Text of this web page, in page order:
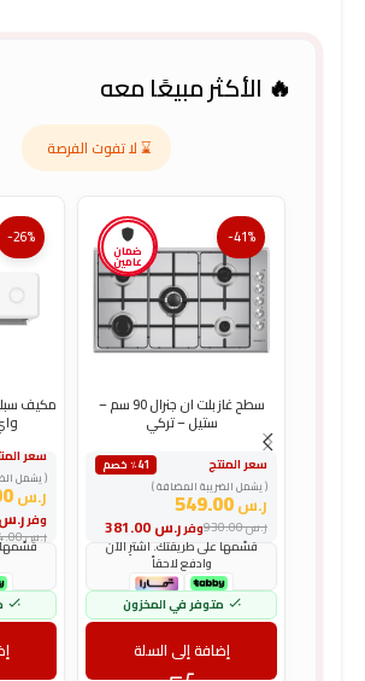
🔥 الأكثر مبيعًا معه
⌛ لا تفوت الفرصة
ضمان
عامين
-41%
سطح غاز بلت ان جنرال 90 سم –
ستيل – تركي
سعر المنتج
٪41 خصم
( يشمل الضريبة المضافة )
ر.س549.00
وفرر.س ر.س930.00
قسّمها على طريقتك. اشترِ الآن
وادفع لاحقاً
متوفر في المخزون
إضافة إلى السلة
-26%
سعر
( يشمل
ر.س1,694.00
وفرر.س
ر.س2,304.00
قسّمها